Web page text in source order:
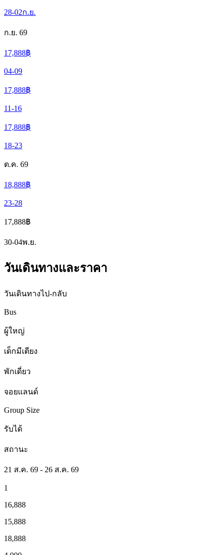
28-02ก.ย.
ก.ย. 69
17,888฿
04-09
17,888฿
11-16
17,888฿
18-23
ต.ค. 69
18,888฿
23-28
17,888฿
30-04พ.ย.
วันเดินทางและราคา
วันเดินทางไป-กลับ
Bus
ผู้ใหญ่
เด็กมีเตียง
พักเดี่ยว
จอยแลนด์
Group Size
รับได้
สถานะ
21 ส.ค. 69 - 26 ส.ค. 69
1
16,888
15,888
18,888